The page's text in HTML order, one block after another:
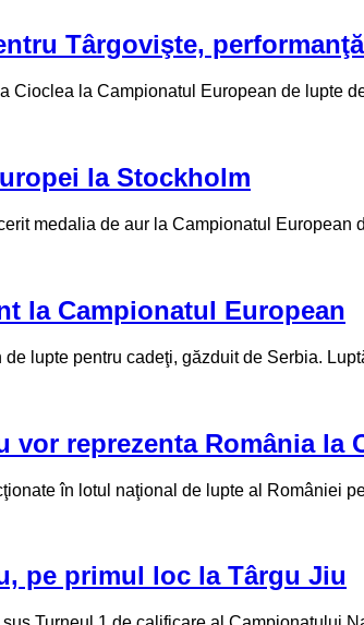
Târgovişte,
la Campionatul European de lupte
la Stockholm
medalia de aur la Campionatul
la Campionatul European
lupte pentru cadeţi, găzduit de Serbia.
vor reprezenta România la
în lotul naţional de lupte al României
pe primul loc la Târgu Jiu